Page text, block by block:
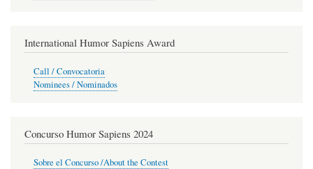
International Humor Sapiens Award
Call / Convocatoria
Nominees / Nominados
Concurso Humor Sapiens 2024
Sobre el Concurso /About the Contest